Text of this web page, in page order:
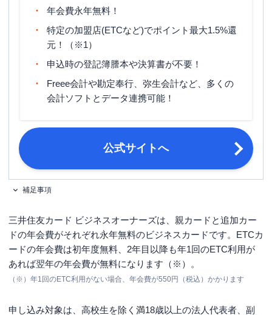
旅行傷害保険 海外旅行傷害保険（利用付帯）
ポイント名
締め日・支払日
15日締め・翌月10日／月末締め・翌
月26日 ※選択可能
法人代表者の本人確認資料（運転免許
証など）
年会費永年無料！
特定の加盟店(ETCなど)でポイント最大1.5%還
元！（※1）
申込時の登記簿謄本や決算書が不要！
Freee会計や勘定奉行、弥生会計など、多くの
会計ソフトとデータ連携可能！
公式サイトへ
補足事項
三井住友カード ビジネスオーナーズは、親カードと追加カー
ドの年会費がそれぞれ永年無料のビジネスカードです。ETCカ
ードの年会費は初年度無料、2年目以降も年1回のETC利用が
あれば翌年の年会費が無料になります（※）。
（※）年1回のETC利用がない場合、年会費が550円（税込）かかります
申し込み対象は、高校生を除く満18歳以上の法人代表者、副